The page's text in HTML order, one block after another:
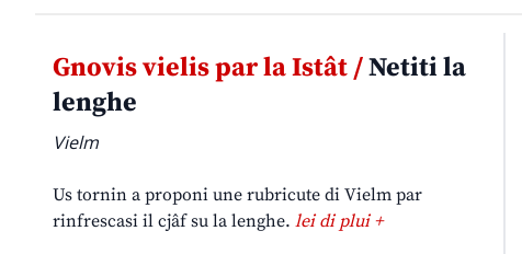
Gnovis vielis par la Istât /Netiti la
lenghe
Vielm
Us tornin a proponi une rubricute di Vielm par
rinfrescasi il cjâf su la lenghe. lei di plui +